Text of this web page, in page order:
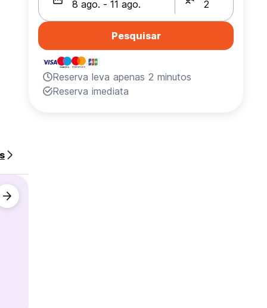
Pesquisar
Reserva leva apenas 2 minutos
Reserva imediata